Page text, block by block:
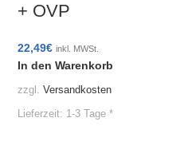
+ OVP
22,49€ inkl. MWSt.
In den Warenkorb
zzgl. Versandkosten
Lieferzeit: 1-3 Tage *